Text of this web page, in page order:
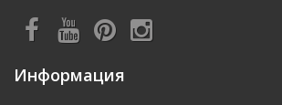
Информация